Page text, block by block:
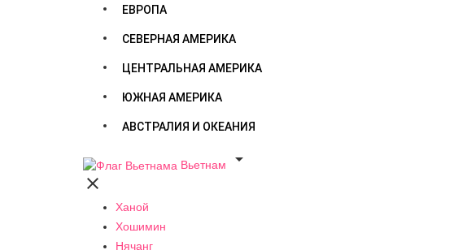
ЕВРОПА
СЕВЕРНАЯ АМЕРИКА
ЦЕНТРАЛЬНАЯ АМЕРИКА
ЮЖНАЯ АМЕРИКА
АВСТРАЛИЯ И ОКЕАНИЯ
Вьетнам


Ханой
Хошимин
Нячанг